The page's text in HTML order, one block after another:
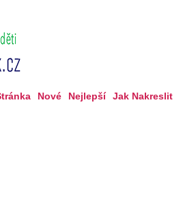
Nové Nejlepší Jak Nakreslit